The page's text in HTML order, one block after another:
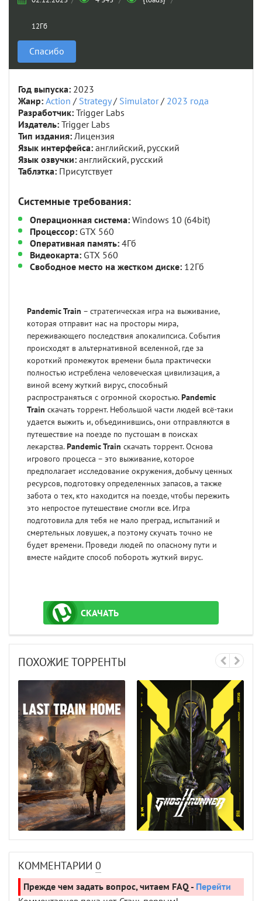
12Гб
Спасибо
Год выпуска: 2023
Жанр: Action / Strategy/ Simulator/ 2023 года
Разработчик: Trigger Labs
Издатель: Trigger Labs
Тип издания: Лицензия
Язык интерфейса: английский, русский
Язык озвучки: английский, русский
Таблэтка: Присутствует
Системные требования:
Операционная система: Windows 10 (64bit)
Процессор: GTX 560
Оперативная память: 4Гб
Видеокарта: GTX 560
Свободное место на жестком диске: 12Гб
Pandemic Train – стратегическая игра на выживание,
которая отправит нас на просторы мира,
переживающего последствия апокалипсиса. События
происходят в альтернативной вселенной, где за
короткий промежуток времени была практически
полностью истреблена человеческая цивилизация, а
виной всему жуткий вирус, способный
распространяться с огромной скоростью.Pandemic
Train скачать торрент. Небольшой части людей всё-таки
удается выжить и, объединившись, они отправляются в
путешествие на поезде по пустошам в поисках
лекарства.Pandemic Train скачать торрент. Основа
игрового процесса – это выживание, которое
предполагает исследование окружения, добычу ценных
ресурсов, подготовку определенных запасов, а также
забота о тех, кто находится на поезде, чтобы пережить
это непростое путешествие смогли все. Игра
подготовила для тебя не мало преград, испытаний и
смертельных ловушек, а поэтому скучать точно не
будет времени. Проведи людей по опасному пути и
вместе найдите способ побороть жуткий вирус.
СКАЧАТЬ
ТОРРЕНТ
ПОХОЖИЕ ТОРРЕНТЫ
КОММЕНТАРИИ 0
Прежде чем задать вопрос, читаем FAQ - Перейти